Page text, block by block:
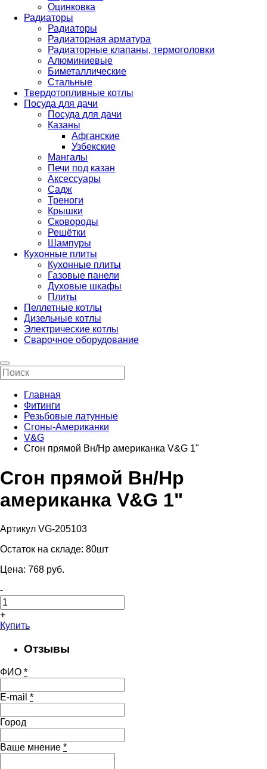
Оцинковка
Радиаторы
Радиаторы
Радиаторная арматура
Радиаторные клапаны, термоголовки
Алюминиевые
Биметаллические
Стальные
Твердотопливные котлы
Посуда для дачи
Посуда для дачи
Казаны
Афганские
Узбекские
Мангалы
Печи под казан
Аксессуары
Садж
Треноги
Крышки
Сковороды
Решётки
Шампуры
Кухонные плиты
Кухонные плиты
Газовые панели
Духовые шкафы
Плиты
Пеллетные котлы
Дизельные котлы
Электрические котлы
Сварочное оборудование
Главная
Фитинги
Резьбовые латунные
Сгоны-Американки
V&G
Сгон прямой Вн/Нр американка V&G 1"
Сгон прямой Вн/Нр
американка V&G 1"
Артикул VG-205103
Остаток на складе: 80шт
Цена: 768 pуб.
-
+
Купить
Отзывы
ФИО *
E-mail *
Город
Ваше мнение *